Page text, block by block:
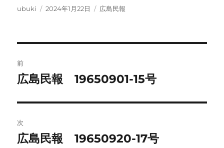
投
ubuki
投
2024年1月22日
カ
広島民報
稿
ビ
ゲ
前
前
投
稿:
広島民報 19650901-15号
次
次
広島民報 19650920-17号